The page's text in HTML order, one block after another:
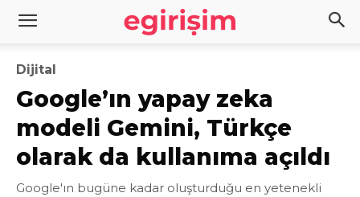
Dijital
Google’ın yapay zeka
modeli Gemini, Türkçe
olarak da kullanıma açıldı
Google'ın bugüne kadar oluşturduğu en yetenekli